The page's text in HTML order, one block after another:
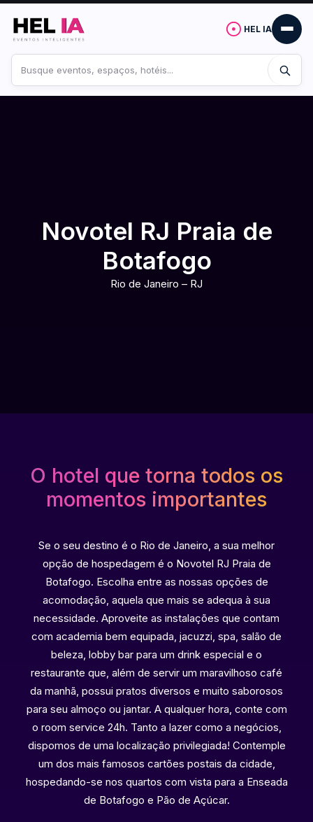
HEL IA
no
site
Novotel RJ Praia de
Botafogo
Rio de Janeiro – RJ
O hotel que torna todos os
momentos importantes
Se o seu destino é o Rio de Janeiro, a sua melhor
opção de hospedagem é o Novotel RJ Praia de
Botafogo. Escolha entre as nossas opções de
acomodação, aquela que mais se adequa à sua
necessidade. Aproveite as instalações que contam
com academia bem equipada, jacuzzi, spa, salão de
beleza, lobby bar para um drink especial e o
restaurante que, além de servir um maravilhoso café
da manhã, possui pratos diversos e muito saborosos
para seu almoço ou jantar. A qualquer hora, conte com
o room service 24h. Tanto a lazer como a negócios,
dispomos de uma localização privilegiada! Contemple
um dos mais famosos cartões postais da cidade,
hospedando-se nos quartos com vista para a Enseada
de Botafogo e Pão de Açúcar.